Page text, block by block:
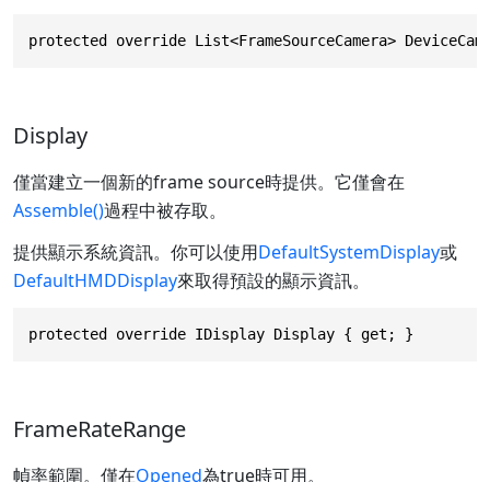
protected override List<FrameSourceCamera>
Display
僅當建立一個新的frame source時提供。它僅會在
Assemble()過程中被存取。
提供顯示系統資訊。你可以使用DefaultSystemDisplay或
DefaultHMDDisplay來取得預設的顯示資訊。
protected override IDisplay Display { get; }
FrameRateRange
幀率範圍。僅在Opened為true時可用。